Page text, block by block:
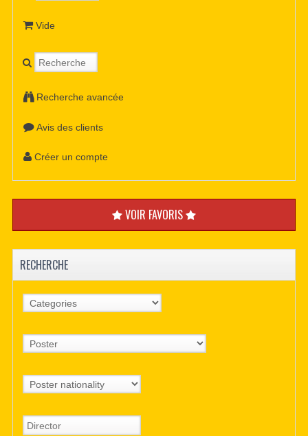
Vide
Recherche avancée
Avis des clients
Créer un compte
VOIR FAVORIS
RECHERCHE